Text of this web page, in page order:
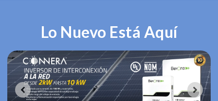
Lo Nuevo Está Aquí